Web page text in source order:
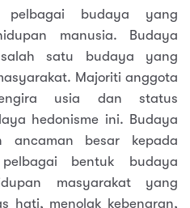
pelbagai budaya yang
manusia. Budaya
salah satu budaya yang
Majoriti anggota
usia dan status
hedonisme ini. Budaya
ancaman besar kepada
bentuk budaya
masyarakat yang
hati, menolak kebenaran,